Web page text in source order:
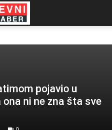
pojavio u
ni ne zna šta sve